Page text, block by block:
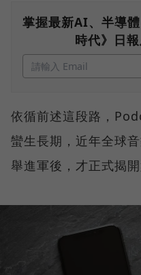
掌握最新AI、半導
時代》日
依循前述這段路，
蠻生長期，近年全球
舉進軍後，才正式揭開